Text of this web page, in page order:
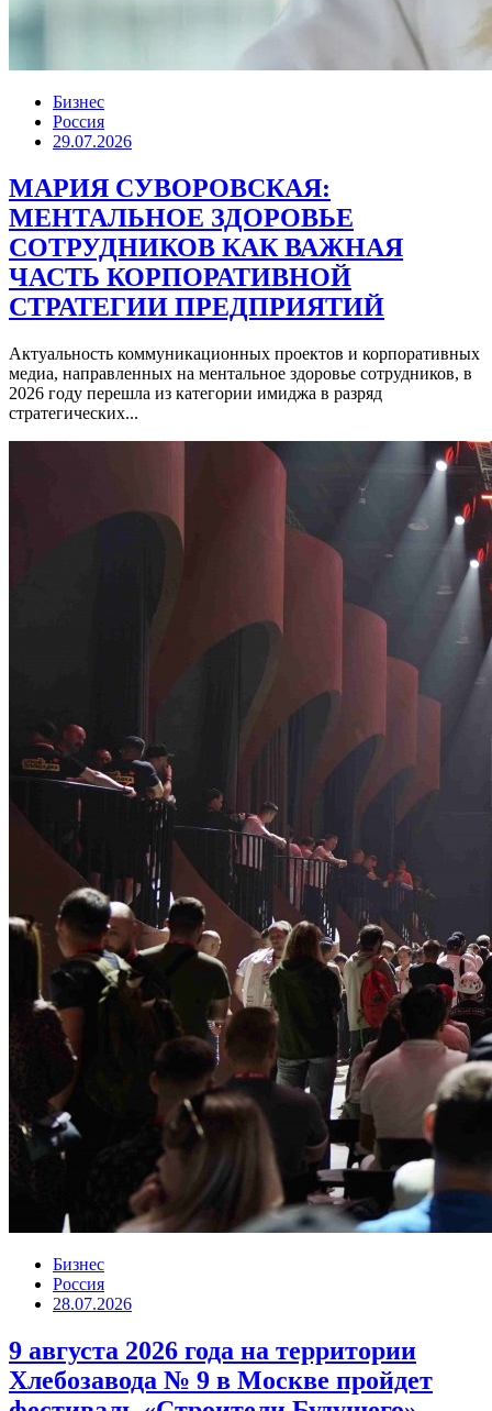
Бизнес
Россия
29.07.2026
МАРИЯ СУВОРОВСКАЯ:
МЕНТАЛЬНОЕ ЗДОРОВЬЕ
СОТРУДНИКОВ КАК ВАЖНАЯ
ЧАСТЬ КОРПОРАТИВНОЙ
СТРАТЕГИИ ПРЕДПРИЯТИЙ
Актуальность коммуникационных проектов и корпоративных
медиа, направленных на ментальное здоровье сотрудников, в
2026 году перешла из категории имиджа в разряд
стратегических...
Бизнес
Россия
28.07.2026
9 августа 2026 года на территории
Хлебозавода № 9 в Москве пройдет